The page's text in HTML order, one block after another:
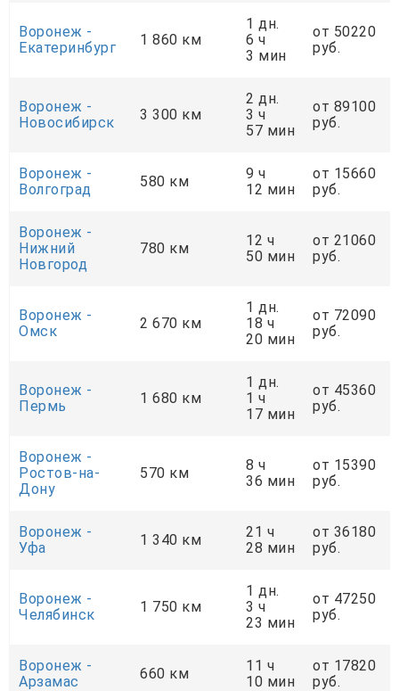
Воронеж -
Екатеринбург
1 860 км
1 дн.
6 ч
3 мин
от 50220
руб.
Воронеж -
Новосибирск
3 300 км
2 дн.
3 ч
57 мин
от 89100
руб.
Воронеж -
Волгоград
580 км
9 ч
12 мин
от 15660
руб.
Воронеж -
Нижний
Новгород
780 км
12 ч
50 мин
от 21060
руб.
Воронеж -
Омск
2 670 км
1 дн.
18 ч
20 мин
от 72090
руб.
Воронеж -
Пермь
1 680 км
1 дн.
1 ч
17 мин
от 45360
руб.
Воронеж -
Ростов-на-
Дону
570 км
8 ч
36 мин
от 15390
руб.
Воронеж -
Уфа
1 340 км
21 ч
28 мин
от 36180
руб.
Воронеж -
Челябинск
1 750 км
1 дн.
3 ч
23 мин
от 47250
руб.
Воронеж -
Арзамас
660 км
11 ч
10 мин
от 17820
руб.